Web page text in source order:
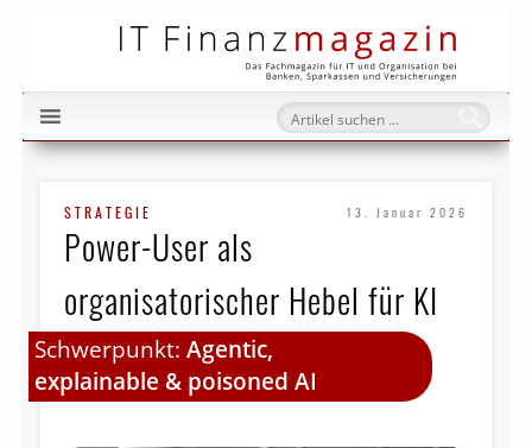
STRATEGIE 13. Januar 2026
Power-User als
organisatorischer Hebel für KI
Schwerpunkt: Agentic,
explainable & poisoned AI